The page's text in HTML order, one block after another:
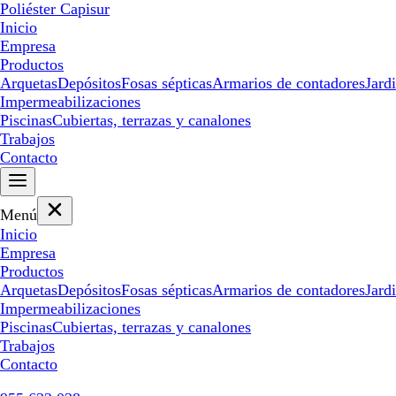
Poliéster Capisur
Inicio
Empresa
Productos
ArquetasDepósitosFosas sépticasArmarios de contadores
Impermeabilizaciones
PiscinasCubiertas, terrazas y canalones
Trabajos
Contacto
Menú
Inicio
Empresa
Productos
ArquetasDepósitosFosas sépticasArmarios de contadores
Impermeabilizaciones
PiscinasCubiertas, terrazas y canalones
Trabajos
Contacto